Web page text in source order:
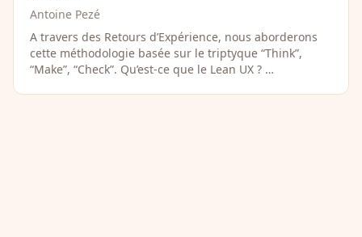
Antoine Pezé
A travers des Retours d’Expérience, nous aborderons
cette méthodologie basée sur le triptyque “Think”,
“Make”, “Check”. Qu’est-ce que le Lean UX ? …